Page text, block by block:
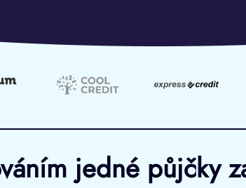
jedné půjčky